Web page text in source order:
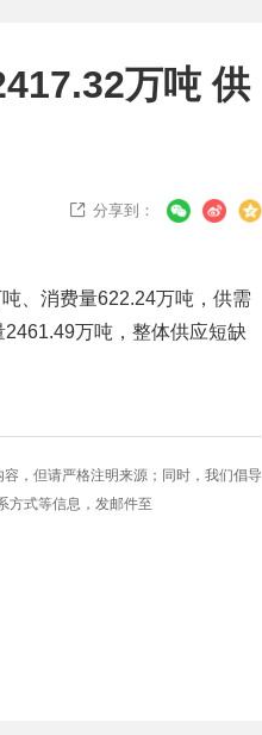
万吨 供
 分享到：
、消费量622.24万吨，供需
万吨，整体供应短缺
，但请严格注明来源；同时，我们倡导
方式等信息，发邮件至